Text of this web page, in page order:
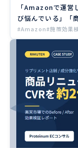
「Amazonで運営
び悩んでいる」「
ない」といったお
の記事は、これま
実績 […]
#Amazon#施策効果